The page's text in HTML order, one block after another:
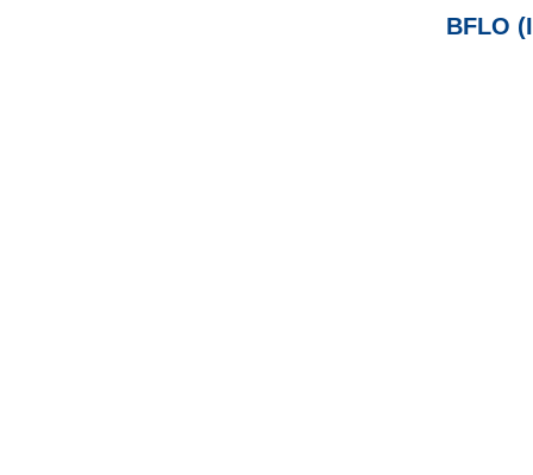
BFLO